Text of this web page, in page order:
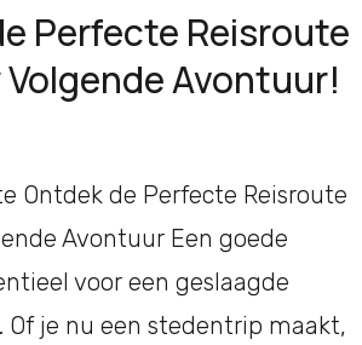
Perfecte Reisroute
Avontuur!
Ontdek de Perfecte Reisroute
Avontuur Een goede
voor een geslaagde
Of je nu een stedentrip maakt,